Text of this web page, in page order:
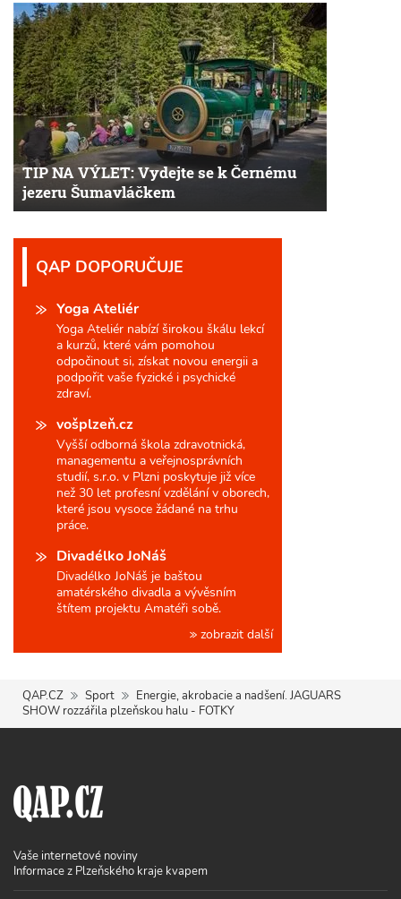
TIP NA VÝLET: Vydejte se k Černému
jezeru Šumavláčkem
QAP DOPORUČUJE
Yoga Ateliér
Yoga Ateliér nabízí širokou škálu lekcí
a kurzů, které vám pomohou
odpočinout si, získat novou energii a
podpořit vaše fyzické i psychické
zdraví.
vošplzeň.cz
Vyšší odborná škola zdravotnická,
managementu a veřejnosprávních
studií, s.r.o. v Plzni poskytuje již více
než 30 let profesní vzdělání v oborech,
které jsou vysoce žádané na trhu
práce.
Divadélko JoNáš
Divadélko JoNáš je baštou
amatérského divadla a vývěsním
štítem projektu Amatéři sobě.
zobrazit další
QAP.CZ Sport
Energie, akrobacie a nadšení. JAGUARS
SHOW rozzářila plzeňskou halu - FOTKY
Vaše internetové noviny
Informace z Plzeňského kraje kvapem